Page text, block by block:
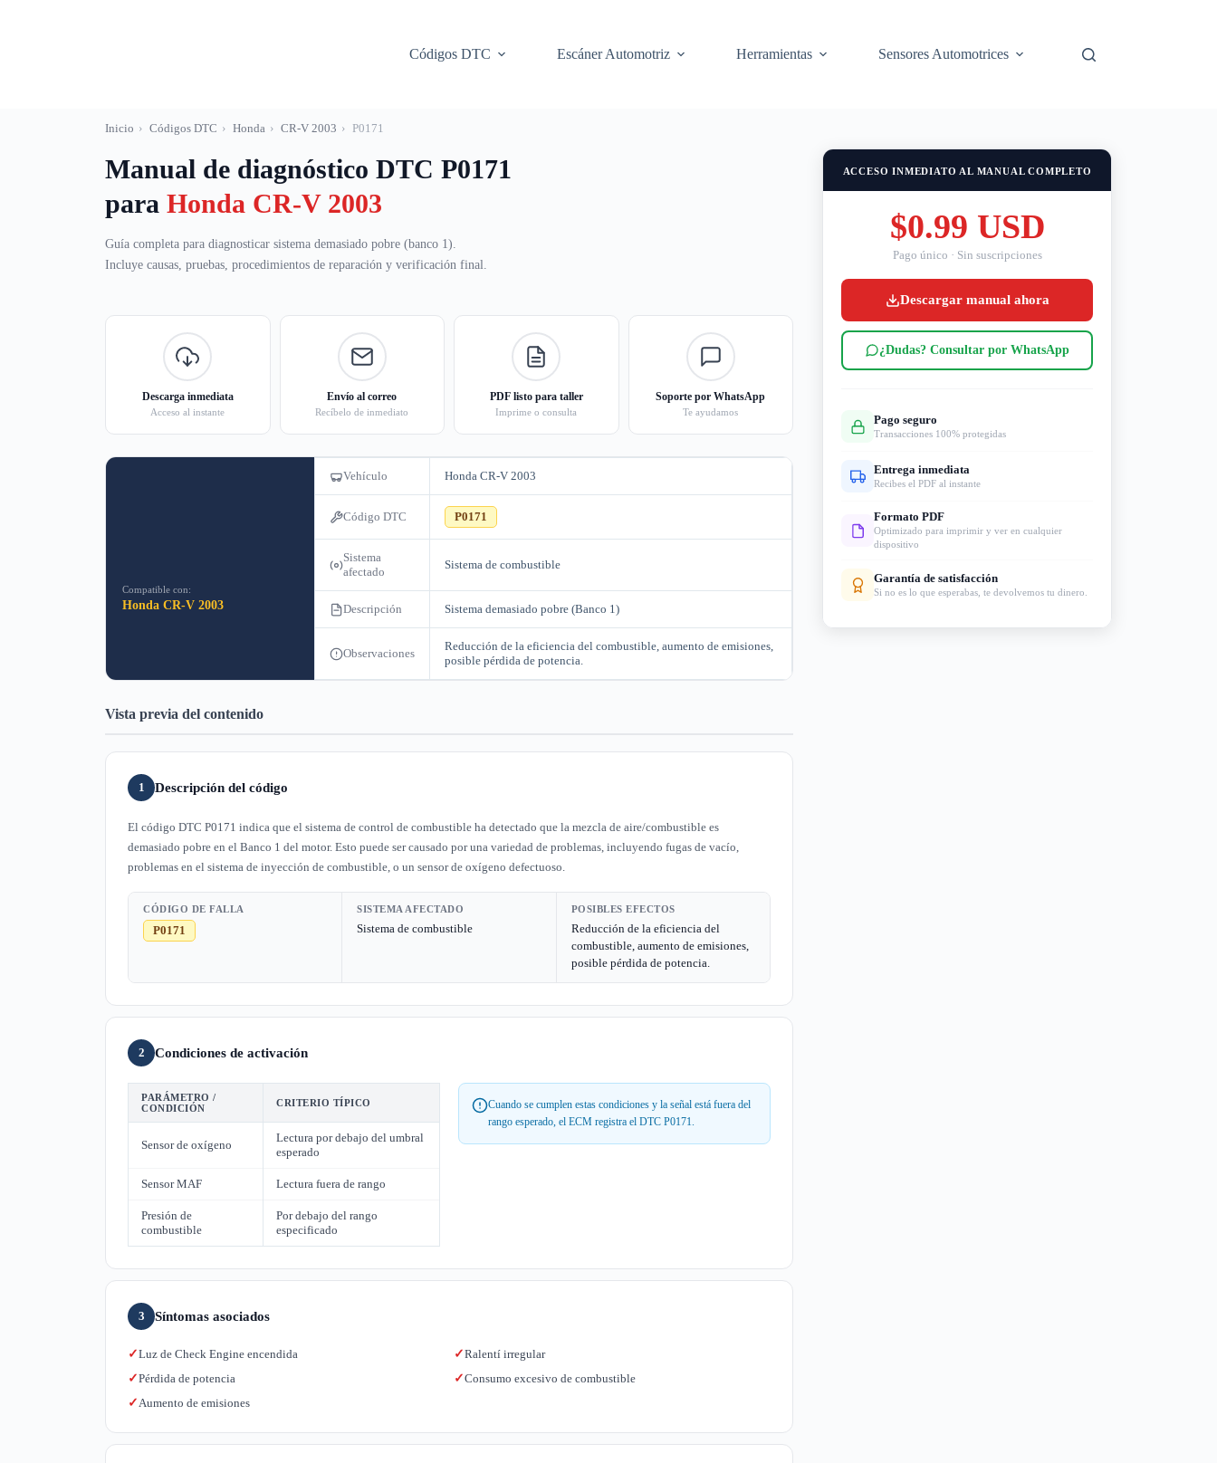
Códigos DTC
Escáner Automotriz Herramientas Sensores Automotrices
Inicio › Códigos DTC › Honda › CR-V 2003 › P0171
Manual de diagnóstico DTC P0171
para Honda CR-V 2003
Guía completa para diagnosticar sistema demasiado pobre (banco 1).
Incluye causas, pruebas, procedimientos de reparación y verificación final.
Descarga inmediata
Acceso al instante
Envío al correo
Recíbelo de inmediato
PDF listo para taller
Imprime o consulta
Soporte por WhatsApp
Te ayudamos
Compatible con:
Honda CR-V 2003
Vehículo Honda CR-V 2003
Código DTC P0171
Sistema
afectado
Sistema de combustible
Descripción Sistema demasiado pobre (Banco 1)
Observaciones
Reducción de la eficiencia del combustible, aumento de emisiones,
posible pérdida de potencia.
Vista previa del contenido
1 Descripción del código
El código DTC P0171 indica que el sistema de control de combustible ha detectado que la mezcla de aire/combustible es
demasiado pobre en el Banco 1 del motor. Esto puede ser causado por una variedad de problemas, incluyendo fugas de vacío,
problemas en el sistema de inyección de combustible, o un sensor de oxígeno defectuoso.
CÓDIGO DE FALLA
P0171
SISTEMA AFECTADO
Sistema de combustible
POSIBLES EFECTOS
Reducción de la eficiencia del
combustible, aumento de emisiones,
posible pérdida de potencia.
2 Condiciones de activación
PARÁMETRO /
CONDICIÓN
CRITERIO TÍPICO
Sensor de oxígeno
Lectura por debajo del umbral
esperado
Sensor MAF Lectura fuera de rango
Presión de
combustible
Por debajo del rango
especificado
Cuando se cumplen estas condiciones y la señal está fuera del
rango esperado, el ECM registra el DTC P0171.
3 Síntomas asociados
✓Luz de Check Engine encendida ✓Ralentí irregular
✓Pérdida de potencia ✓Consumo excesivo de combustible
✓ Aumento de emisiones
ACCESO INMEDIATO AL MANUAL COMPLETO
$0.99 USD
Pago único · Sin suscripciones
Descargar manual ahora
¿Dudas? Consultar por WhatsApp
Pago seguro
Transacciones 100% protegidas
Entrega inmediata
Recibes el PDF al instante
Formato PDF
Optimizado para imprimir y ver en cualquier
dispositivo
Garantía de satisfacción
Si no es lo que esperabas, te devolvemos tu dinero.